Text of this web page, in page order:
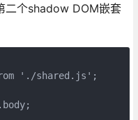
二个shadow DOM嵌套
'./shared.js';